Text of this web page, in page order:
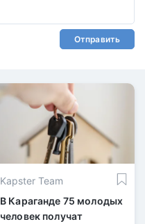
Отправить
Kapster Team
В Караганде 75 молодых
человек получат